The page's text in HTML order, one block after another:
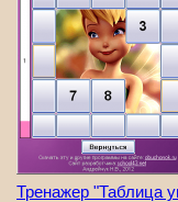
Тренажер "Таблица